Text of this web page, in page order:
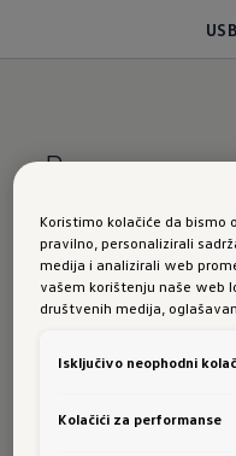
Punasnaga
Koristimo kolačiće da bismo
pravilno, personalizirali
medija i analizirali web
vašem korištenju naše web
društvenih medija,
Isključivo neophodni
Kolačići za performanse